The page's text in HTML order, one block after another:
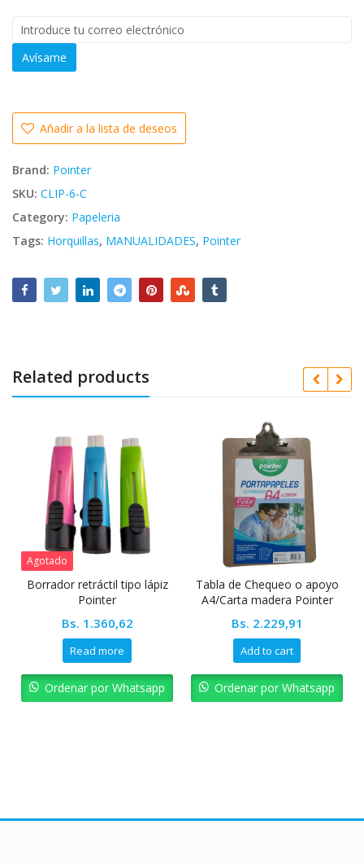
Avísame
Añadir a la lista de deseos
Brand: Pointer
SKU: CLIP-6-C
Category: Papeleria
Tags: Horquillas, MANUALIDADES, Pointer
Related products
Agotado
Borrador retráctil tipo lápiz
Pointer
Bs. 1.360,62
Read more
Ordenar por Whatsapp
Tabla de Chequeo o apoyo
A4/Carta madera Pointer
Bs. 2.229,91
Add to cart
Ordenar por Whatsapp